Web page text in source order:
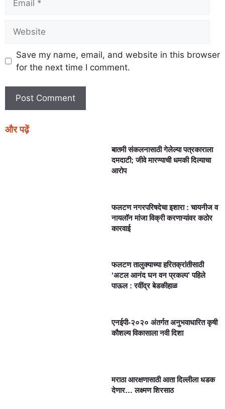
Save my name, email, and website in this browser
for the next time I comment.
और पढ़ें
बातमी संकलनासाठी गेलेल्या पत्रकाराला
दमदाटी; जीवे मारण्याची धमकी दिल्याचा
आरोप
फलटण नगरपरिषदेचा इशारा : चायनीज व
नायलॉन मांजा विक्री करणाऱ्यांवर कठोर
कारवाई
फलटण तालुक्याच्या हरितक्रांतीसाठी
‘अटल आनंद घन वन प्रकल्प’ पहिले
पाऊल : रवींद्र बेडकीहाळ
एनईपी-२०२० अंतर्गत अनुभवाधारित कृषी
कौशल्य विकासाला नवी दिशा
मराठा आरक्षणासाठी आता दिल्लीला धडक
देणार… लक्ष्मण शिरसाठ